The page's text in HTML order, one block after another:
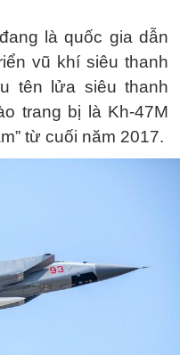
là quốc gia dẫn
vũ khí siêu thanh
tên lửa siêu thanh
trang bị là Kh-47M
từ cuối năm 2017.